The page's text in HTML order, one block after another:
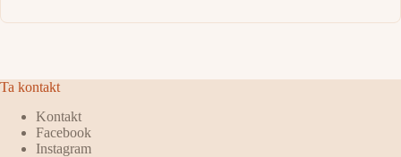
Ta kontakt
Kontakt
Facebook
Instagram